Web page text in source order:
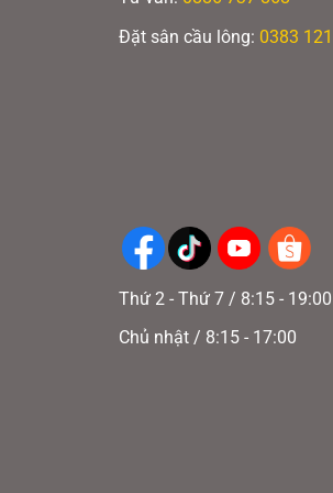
Các
trên
trang
sản
phẩm
Đặt sân cầu lông: 0383
Thứ 2 - Thứ 7 / 8:15 - 19:00
Chủ nhật / 8:15 - 17:00